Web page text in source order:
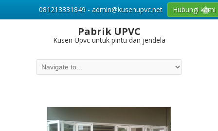
Pabrik UPVC
Kusen Upvc untuk pintu dan jendela
081213331849 - admin@kusenupvc.net Hubungi kami